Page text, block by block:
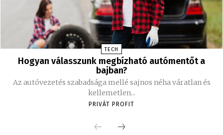
TECH
Hogyan válasszunk megbízható autómentőt a
bajban?
Az autóvezetés szabadsága mellé sajnos néha váratlan és
kellemetlen...
PRIVÁT PROFIT